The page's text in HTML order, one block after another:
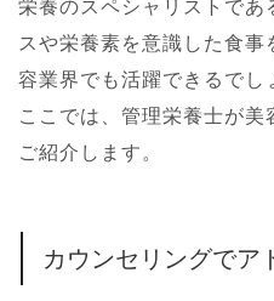
栄養のスペシャリストであ
スや栄養素を意識した食
容業界でも活躍できるでし
ここでは、管理栄養士が
ご紹介します。
カウンセリングでア